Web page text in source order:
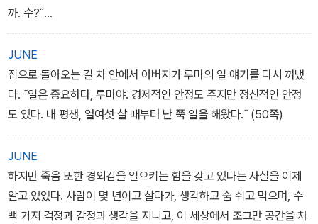
까. 수?˝
휴대폰도 있고 극장은 집에서 차로 10분 거리라고 스스로를 달랬
다. 저녁 일찍 상영하는 걸 보면 닐 목욕시킬 시간에 돌아올 수 있을터
였다. ˝무슨 영화 하는지 전화해볼게.˝ 그녀가 답했다.
JUNE
집으로 돌아오는 길 차 안에서 아버지가 루마의 일 얘기를 다시 꺼냈
다. ˝일은 중요하다, 루마야. 경제적인 안정도 주지만 정신적인 안정
도 있다. 내 평생, 열여섯 살 때부터 난 쭉 일을 해왔다.˝ (50쪽)
JUNE
하지만 죽음 또한 경외감을 일으키는 힘을 갖고 있다는 사실을 이제
알고 있었다. 사람이 몇 년이고 살다가, 생각하고 숨 쉬고 먹으며, 수
백 가지 걱정과 감정과 생각을 지니고, 이 세상에서 조그만 공간을 차